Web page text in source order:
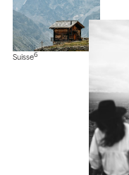
Suisse6